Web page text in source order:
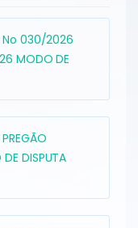
No 030/2026
MODO DE
DISPUTA